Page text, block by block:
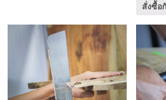
สั่งซื้อ